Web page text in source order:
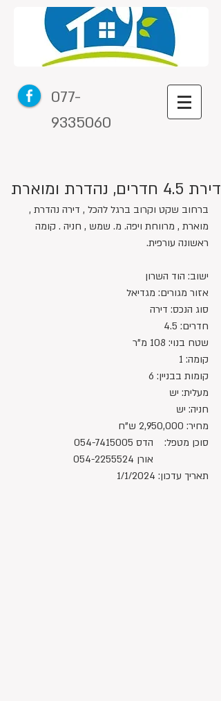
077-
9335060
דירת 4.5 חדרים, נהדרת ומוארת
ברחוב שקט וקרוב ברגל להכל , דירה נהדרת ,
מוארת , מרווחת ויפה. מ. שמש , חניה . קומה
ראשונה עורפית.
ישוב: הוד השרון
אזור מגורים: מגדיאל
סוג הנכס: דירה
חדרים: 4.5
שטח בנוי: 108 מ"ר
קומה: 1
קומות בבניין: 6
מעלית: יש
חניה: יש
מחיר: 2,950,000 ש"ח
סוכן מטפל:	הדס 054-7415005
תאריך עדכון: 1/1/2024